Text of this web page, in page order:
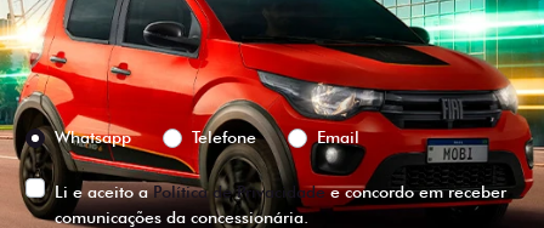
Versão escolhida
Preferência de contato:
Whatsapp
Telefone Email
Li e aceito aPolítica de Privacidadee concordo em receber
comunicações da concessionária.